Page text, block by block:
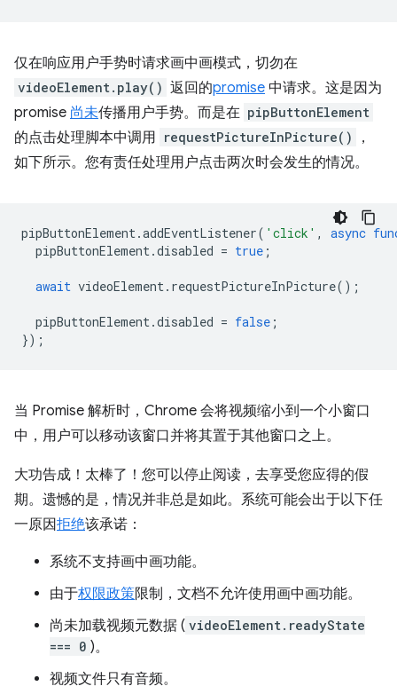
仅在响应用户手势时请求画中画模式，切勿在
videoElement.play() 返回的promise 中请求。这是因为
promise 尚未传播用户手势。而是在 pipButtonElement
的点击处理脚本中调用 requestPictureInPicture()
，
如下所示。您有责任处理用户点击两次时会发生的情况。
pipButtonElement.addEventListener( 'click' , async
pipButtonElement.disabled = true ;
await videoElement. requestPictureInPicture();
pipButtonElement.disabled = false ;
});
当 Promise 解析时，Chrome 会将视频缩小到一个小窗口
中，用户可以移动该窗口并将其置于其他窗口之上。
大功告成！太棒了！您可以停止阅读，去享受您应得的假
期。遗憾的是，情况并非总是如此。系统可能会出于以下任
一原因拒绝该承诺：
系统不支持画中画功能。
由于权限政策限制，文档不允许使用画中画功能。
尚未加载视频元数据 ( videoElement.readyState
=== 0 )。
视频文件只有音频。